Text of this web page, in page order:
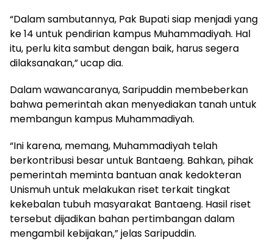
“Dalam sambutannya, Pak Bupati siap menjadi yang
ke 14 untuk pendirian kampus Muhammadiyah. Hal
itu, perlu kita sambut dengan baik, harus segera
dilaksanakan,” ucap dia.
Dalam wawancaranya, Saripuddin membeberkan
bahwa pemerintah akan menyediakan tanah untuk
membangun kampus Muhammadiyah.
“Ini karena, memang, Muhammadiyah telah
berkontribusi besar untuk Bantaeng. Bahkan, pihak
pemerintah meminta bantuan anak kedokteran
Unismuh untuk melakukan riset terkait tingkat
kekebalan tubuh masyarakat Bantaeng. Hasil riset
tersebut dijadikan bahan pertimbangan dalam
mengambil kebijakan,” jelas Saripuddin.